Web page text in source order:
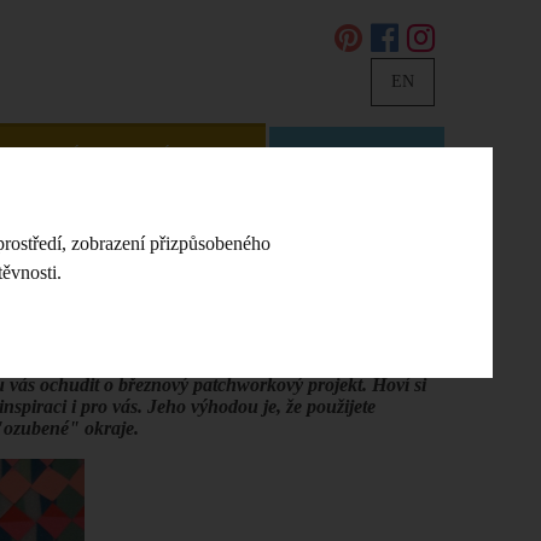
zobrazení přizpůsobeného
EN
PATCHWORK 2016
vás ochudit o březnový patchworkový projekt. Hoví si
i pro vás. Jeho výhodou je, že použijete
okraje.